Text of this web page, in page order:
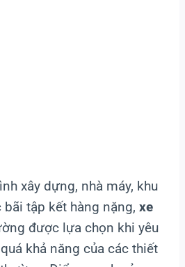
xây dựng, nhà máy, khu
tập kết hàng nặng, xe
được lựa chọn khi yêu
khả năng của các thiết